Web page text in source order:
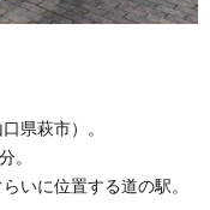
県萩市）。
分。
いに位置する道の駅。